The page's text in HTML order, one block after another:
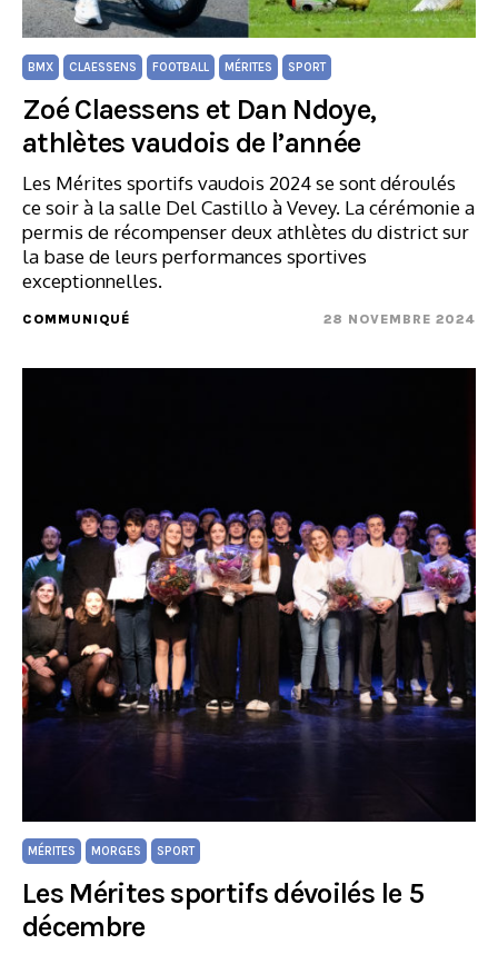
BMX CLAESSENS FOOTBALL MÉRITES SPORT
Zoé Claessens et Dan Ndoye,
athlètes vaudois de l’année
Les Mérites sportifs vaudois 2024 se sont déroulés
ce soir à la salle Del Castillo à Vevey. La cérémonie a
permis de récompenser deux athlètes du district sur
la base de leurs performances sportives
exceptionnelles.
COMMUNIQUÉ 28 NOVEMBRE 2024
MÉRITES MORGES SPORT
Les Mérites sportifs dévoilés le 5
décembre